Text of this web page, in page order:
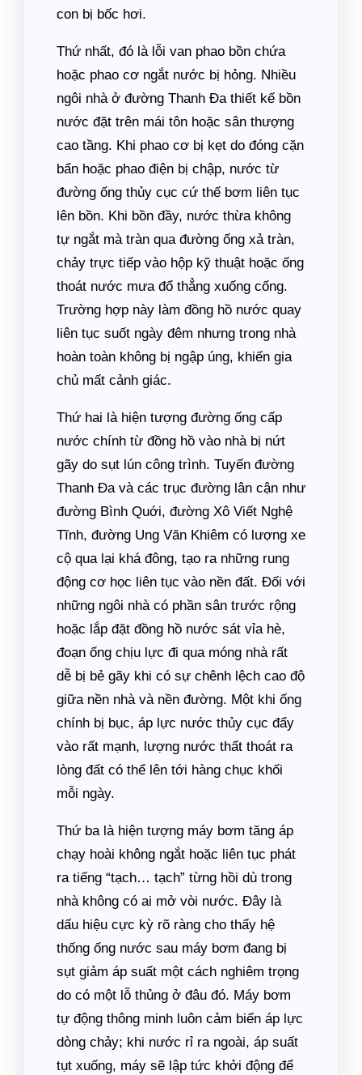
con bị bốc hơi.
Thứ nhất, đó là lỗi van phao bồn chứa
hoặc phao cơ ngắt nước bị hỏng. Nhiều
ngôi nhà ở đường Thanh Đa thiết kế bồn
nước đặt trên mái tôn hoặc sân thượng
cao tầng. Khi phao cơ bị kẹt do đóng cặn
bẩn hoặc phao điện bị chập, nước từ
đường ống thủy cục cứ thế bơm liên tục
lên bồn. Khi bồn đầy, nước thừa không
tự ngắt mà tràn qua đường ống xả tràn,
chảy trực tiếp vào hộp kỹ thuật hoặc ống
thoát nước mưa đổ thẳng xuống cống.
Trường hợp này làm đồng hồ nước quay
liên tục suốt ngày đêm nhưng trong nhà
hoàn toàn không bị ngập úng, khiến gia
chủ mất cảnh giác.
Thứ hai là hiện tượng đường ống cấp
nước chính từ đồng hồ vào nhà bị nứt
gãy do sụt lún công trình. Tuyến đường
Thanh Đa và các trục đường lân cận như
đường Bình Quới, đường Xô Viết Nghệ
Tĩnh, đường Ung Văn Khiêm có lượng xe
cộ qua lại khá đông, tạo ra những rung
động cơ học liên tục vào nền đất. Đối với
những ngôi nhà có phần sân trước rộng
hoặc lắp đặt đồng hồ nước sát vỉa hè,
đoạn ống chịu lực đi qua móng nhà rất
dễ bị bẻ gãy khi có sự chênh lệch cao độ
giữa nền nhà và nền đường. Một khi ống
chính bị bục, áp lực nước thủy cục đẩy
vào rất mạnh, lượng nước thất thoát ra
lòng đất có thể lên tới hàng chục khối
mỗi ngày.
Thứ ba là hiện tượng máy bơm tăng áp
chạy hoài không ngắt hoặc liên tục phát
ra tiếng “tạch… tạch” từng hồi dù trong
nhà không có ai mở vòi nước. Đây là
dấu hiệu cực kỳ rõ ràng cho thấy hệ
thống ống nước sau máy bơm đang bị
sụt giảm áp suất một cách nghiêm trọng
do có một lỗ thủng ở đâu đó. Máy bơm
tự động thông minh luôn cảm biến áp lực
dòng chảy; khi nước rỉ ra ngoài, áp suất
tụt xuống, máy sẽ lập tức khởi động để